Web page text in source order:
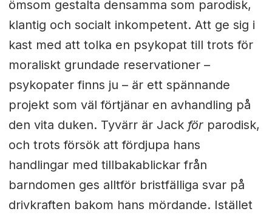
ömsom gestalta densamma som parodisk,
klantig och socialt inkompetent. Att ge sig i
kast med att tolka en psykopat till trots för
moraliskt grundade reservationer –
psykopater finns ju – är ett spännande
projekt som väl förtjänar en avhandling på
den vita duken. Tyvärr är Jack förparodisk,
och trots försök att fördjupa hans
handlingar med tillbakablickar från
barndomen ges alltför bristfälliga svar på
drivkraften bakom hans mördande. Istället